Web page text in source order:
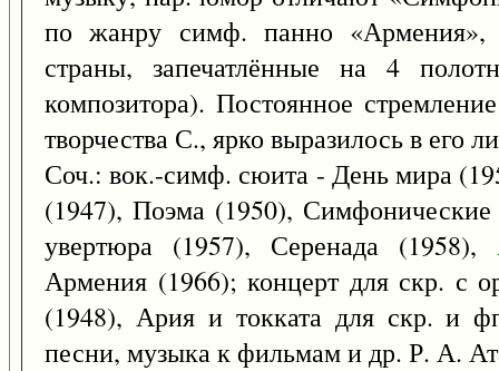
по жанру симф. панно «Армения»,
страны, запечатлённые на 4
композитора). Постоянное
творчества С., ярко выразилось в его
Соч.: вок.-симф. сюита - День мира
(1947), Поэма (1950), Симфонические
увертюра (1957), Серенада (1958),
Армения (1966); концерт для скр. с
(1948), Ария и токката для скр. и
песни, музыка к фильмам и др. Р. А.